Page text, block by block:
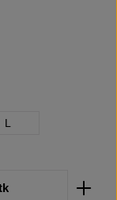
L
Wert ein